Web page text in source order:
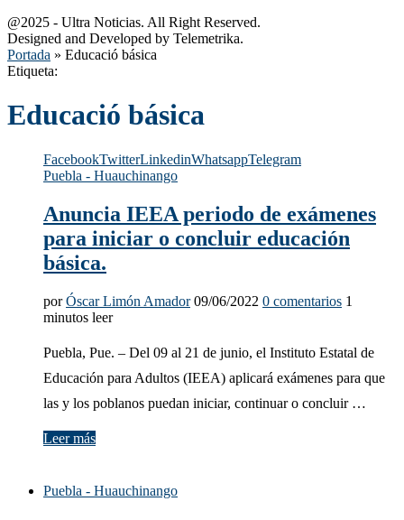
@2025 - Ultra Noticias. All Right Reserved.
Designed and Developed by Telemetrika.
Portada » Educació básica
Etiqueta:
Educació básica
FacebookTwitterLinkedinWhatsappTelegram
Puebla - Huauchinango
Anuncia IEEA periodo de exámenes
para iniciar o concluir educación
básica.
porÓscar Limón Amador 09/06/2022 0 comentarios 1
minutos leer
Puebla, Pue. – Del 09 al 21 de junio, el Instituto Estatal de
Educación para Adultos (IEEA) aplicará exámenes para que
las y los poblanos puedan iniciar, continuar o concluir …
Leer más
Puebla - Huauchinango